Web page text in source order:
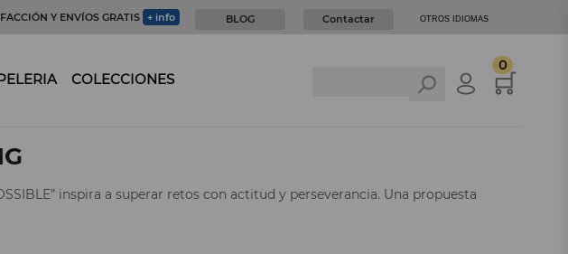
Y ENVÍOS GRATIS + info BLOG Contactar OTROS IDIOMAS
COLECCIONES
0
inspira a superar retos con actitud y perseverancia. Una propuesta